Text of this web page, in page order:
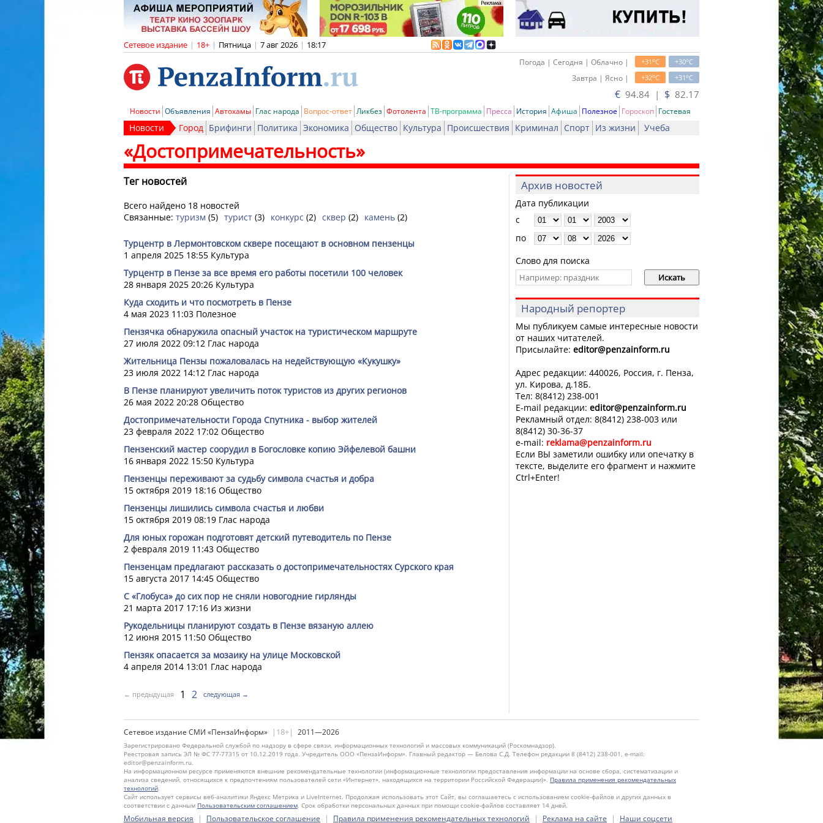
Сетевое издание | 18+ | Пятница | 7 авг 2026 | 18:17
+30oC
+31oC
Погода | Сегодня | Облачно |
+31oC
+32oC
Завтра | Ясно |
€ 94.84 | $ 82.17
Новости Объявления Автохамы Глас народа Вопрос-ответ Ликбез Фотолента ТВ-программа Пресса История Афиша Полезное Гороскоп Гостевая
Новости Город Брифинги Политика Экономика Общество Культура Происшествия Криминал Спорт Из жизни Учеба
«Достопримечательность»
Тег новостей
Всего найдено 18 новостей
Связанные: туризм (5) турист (3) конкурс (2) сквер (2) камень (2)
Турцентр в Лермонтовском сквере посещают в основном пензенцы
1 апреля 2025 18:55 Культура
Турцентр в Пензе за все время его работы посетили 100 человек
28 января 2025 20:26 Культура
Куда сходить и что посмотреть в Пензе
4 мая 2023 11:03 Полезное
Пензячка обнаружила опасный участок на туристическом маршруте
27 июля 2022 09:12 Глас народа
Жительница Пензы пожаловалась на недействующую «Кукушку»
23 июля 2022 14:12 Глас народа
В Пензе планируют увеличить поток туристов из других регионов
26 мая 2022 20:28 Общество
Достопримечательности Города Спутника - выбор жителей
23 февраля 2022 17:02 Общество
Пензенский мастер соорудил в Богословке копию Эйфелевой башни
16 января 2022 15:50 Культура
Пензенцы переживают за судьбу символа счастья и добра
15 октября 2019 18:16 Общество
Пензенцы лишились символа счастья и любви
15 октября 2019 08:19 Глас народа
Для юных горожан подготовят детский путеводитель по Пензе
2 февраля 2019 11:43 Общество
Пензенцам предлагают рассказать о достопримечательностях Сурского края
15 августа 2017 14:45 Общество
С «Глобуса» до сих пор не сняли новогодние гирлянды
21 марта 2017 17:16 Из жизни
Рукодельницы планируют создать в Пензе вязаную аллею
12 июня 2015 11:50 Общество
Пензяк опасается за мозаику на улице Московской
4 апреля 2014 13:01 Глас народа
← предыдущая 1 2 следующая →
Архив новостей
Дата публикации
с
по
Слово для поиска
Народный репортер
Мы публикуем самые интересные новости
от наших читателей.
Присылайте: editor@penzainform.ru
Адрес редакции: 440026, Россия, г. Пенза,
ул. Кирова, д.18Б.
Тел: 8(8412) 238-001
E-mail редакции: editor@penzainform.ru
Рекламный отдел: 8(8412) 238-003 или
8(8412) 30-36-37
e-mail: reklama@penzainform.ru
Если ВЫ заметили ошибку или опечатку в
тексте, выделите его фрагмент и нажмите
Ctrl+Enter!
Сетевое издание СМИ «ПензаИнформ» |18+| 2011—2026
Зарегистрировано Федеральной службой по надзору в сфере связи, информационных технологий и массовых коммуникаций (Роскомнадзор).
Реестровая запись ЭЛ № ФС 77-77315 от 10.12.2019 года. Учредитель ООО «ПензаИнформ». Главный редактор — Белова С.Д. Телефон редакции 8 (8412) 238-001, e-mail:
editor@penzainform.ru.
На информационном ресурсе применяются внешние рекомендательные технологии (информационные технологии предоставления информации на основе сбора, систематизации и
анализа сведений, относящихся к предпочтениям пользователей сети «Интернет», находящихся на территории Российской Федерации)». Правила применения рекомендательных
технологий.
Сайт использует сервисы веб-аналитики Яндекс Метрика и LiveInternet. Продолжая использовать этот Сайт, вы соглашаетесь с использованием cookie-файлов и других данных в
соответствии с данным Пользовательским соглашением. Срок обработки персональных данных при помощи cookie-файлов составляет 14 дней.
Мобильная версия | Пользовательское соглашение | Правила применения рекомендательных технологий | Реклама на сайте | Наши соцсети